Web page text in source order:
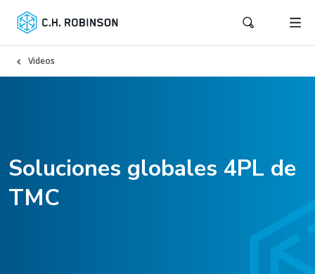
Videos
Soluciones globales 4PL de
TMC